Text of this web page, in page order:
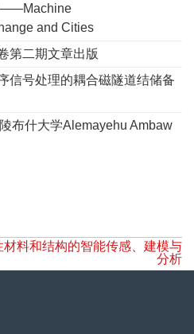
——Machine
and Cities
第二期文章出版
信号处理的耦合磁隧道结储备
布什大学Alemayehu Ambaw
料和结构的智能传感、建模与
分析